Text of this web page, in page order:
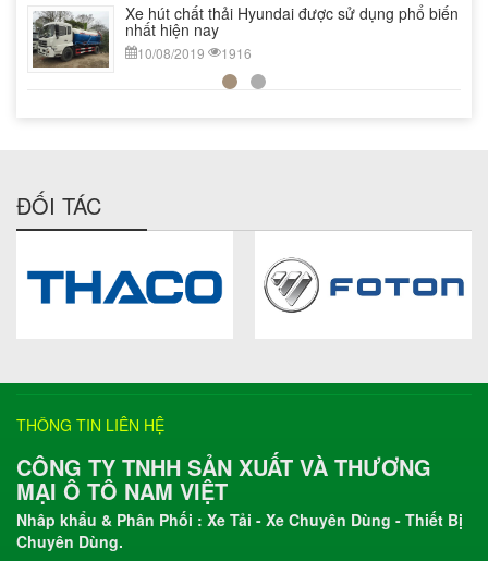
Xe hút chất thải Hyundai được sử dụng phổ biến
nhất hiện nay
10/08/2019 1916
ĐỐI TÁC
THÔNG TIN LIÊN HỆ
CÔNG TY TNHH SẢN XUẤT VÀ THƯƠNG
MẠI Ô TÔ NAM VIỆT
Nhâp khẩu & Phân Phối : Xe Tải - Xe Chuyên Dùng - Thiết Bị
Chuyên Dùng.